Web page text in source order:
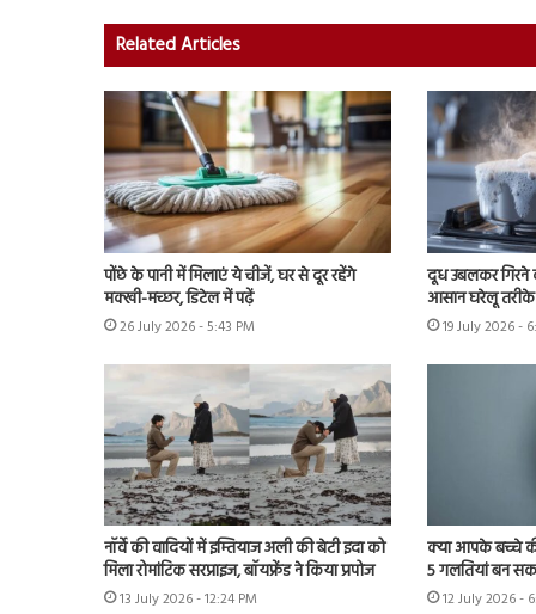
Related Articles
पोंछे के पानी में मिलाएं ये चीजें, घर से दूर रहेंगे
मक्खी-मच्छर, डिटेल में पढ़ें
26 July 2026 - 5:43 PM
दूध उबलकर गिरने
आसान घरेलू
19 July 2026 -
नॉर्वे की वादियों में इम्तियाज अली की बेटी इदा को
मिला रोमांटिक सरप्राइज, बॉयफ्रेंड ने किया प्रपोज
13 July 2026 - 12:24 PM
क्या आपके बच्चे
5 गलतियां बन
12 July 2026 -